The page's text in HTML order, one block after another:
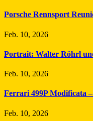
Porsche Rennsport
Feb. 10, 2026
Portrait: Walter Röhrl
Feb. 10, 2026
Ferrari 499P Modificata
Feb. 10, 2026